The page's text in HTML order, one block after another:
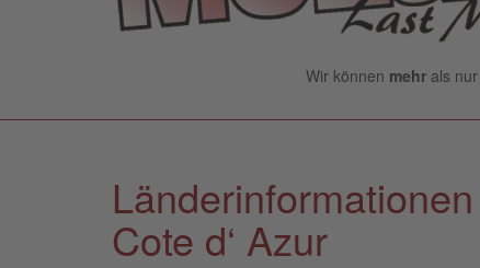
Wir können mehrals nur
Cote d‘ Azur